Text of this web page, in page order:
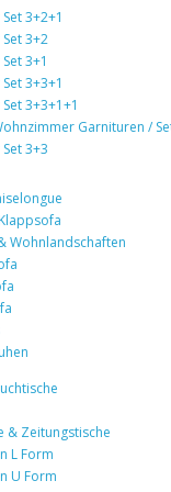
3+2+1
3+2
3+1
3+3+1
3+3+1+1
Garnituren /
3+3
Wohnlandschaften
& Zeitungstische
L Form
U Form